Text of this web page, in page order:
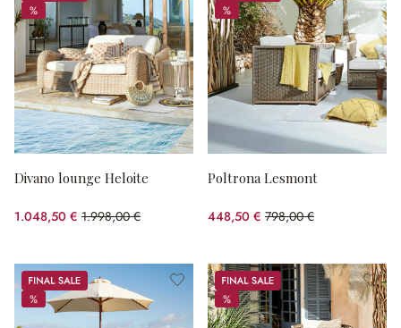
%
%
Divano lounge Heloite
1.048,50 € 1.998,00 €
(risparmio 47.52%)
%
%
Poltrona Lesmont
448,50 € 798,00 €
(risparmio 43.8%)
Sale
%
%
Sale
%
%